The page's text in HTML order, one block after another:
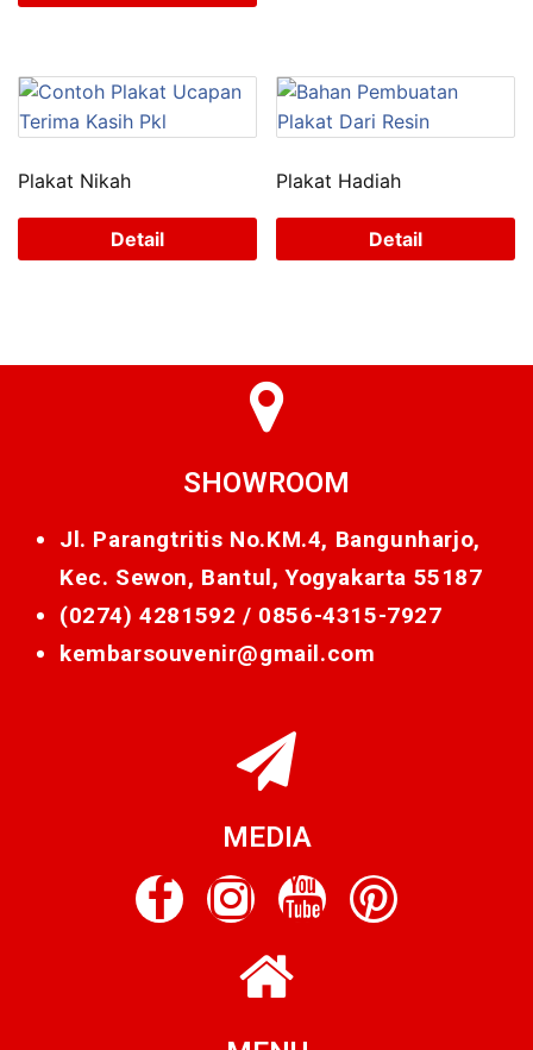
Plakat Nikah
Detail
Plakat Hadiah
Detail
SHOWROOM
Jl. Parangtritis No.KM.4, Bangunharjo,
Kec. Sewon, Bantul, Yogyakarta 55187
(0274) 4281592 / 0856-4315-7927
kembarsouvenir@gmail.com
MEDIA